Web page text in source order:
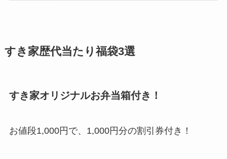
すき家歴代当たり福袋3選
すき家オリジナルお弁当箱付き！
お値段1,000円で、1,000円分の割引券付き！